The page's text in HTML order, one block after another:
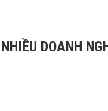
DOANH